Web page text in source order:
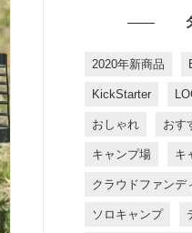
2020年新商品
KickStarter
おしゃれ おす
キャンプ場 キ
クラウドファンデ
ソロキャンプ